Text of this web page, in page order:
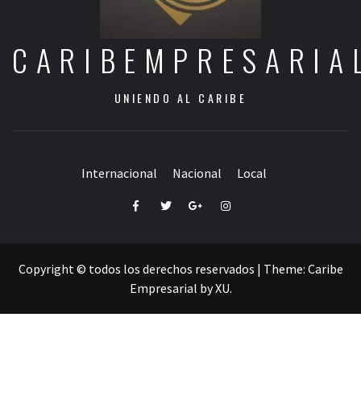
UNIENDO AL CARIBE
Internacional Nacional Local
FacebookTwitterGoogle+Instagram
Copyright © todos los derechos reservados | Theme: Caribe
Empresarial byXU.